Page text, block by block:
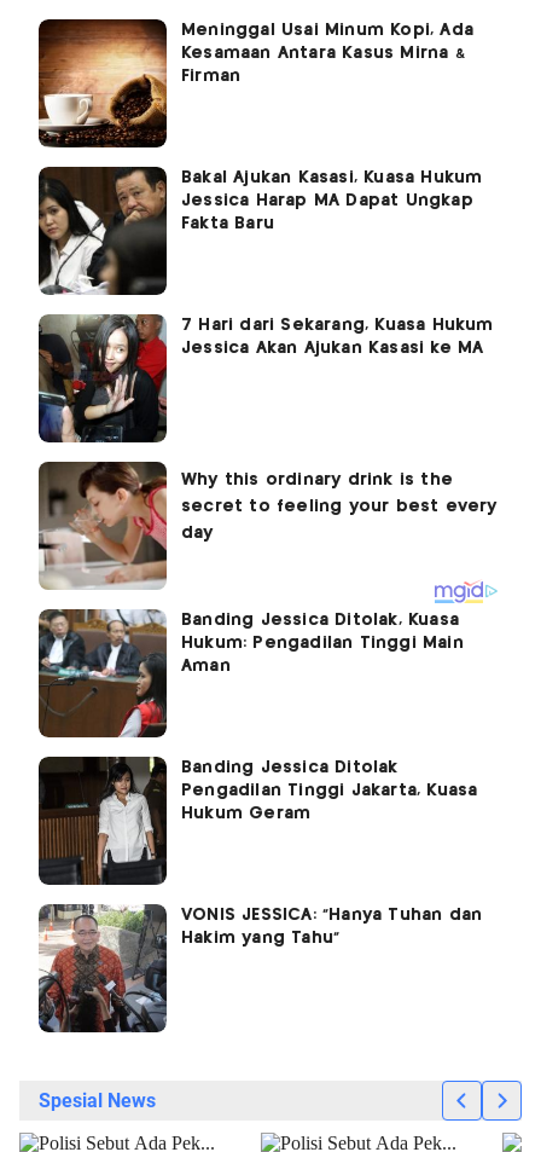
Meninggal Usai Minum Kopi, Ada
Kesamaan Antara Kasus Mirna &
Firman
Bakal Ajukan Kasasi, Kuasa Hukum
Jessica Harap MA Dapat Ungkap
Fakta Baru
7 Hari dari Sekarang, Kuasa Hukum
Jessica Akan Ajukan Kasasi ke MA
Banding Jessica Ditolak, Kuasa
Hukum: Pengadilan Tinggi Main
Aman
Banding Jessica Ditolak
Pengadilan Tinggi Jakarta, Kuasa
Hukum Geram
VONIS JESSICA: "Hanya Tuhan dan
Hakim yang Tahu"